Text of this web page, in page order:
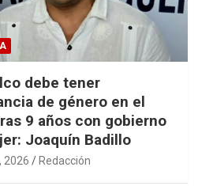
debe tener
de género en el
9 años con gobierno
Joaquín Badillo
2026 Redacción